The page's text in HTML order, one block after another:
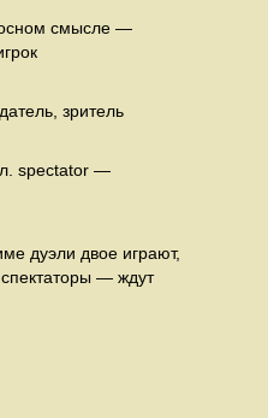
смысле —
зритель
spectator —
дуэли двое играют,
— ждут